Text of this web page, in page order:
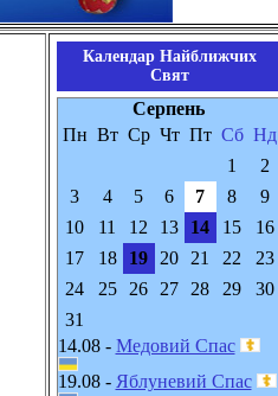
Календар Найближчих
Свят
Серпень
Пн Вт Ср Чт Пт Сб Нд
1
2
3
4 5 6 7 8
9
10
11 12 13 14 15
16
17
18 19 20 21 22
23
24
25 26 27 28 29
30
31
14.08 - Медовий Спас
19.08 - Яблуневий Спас